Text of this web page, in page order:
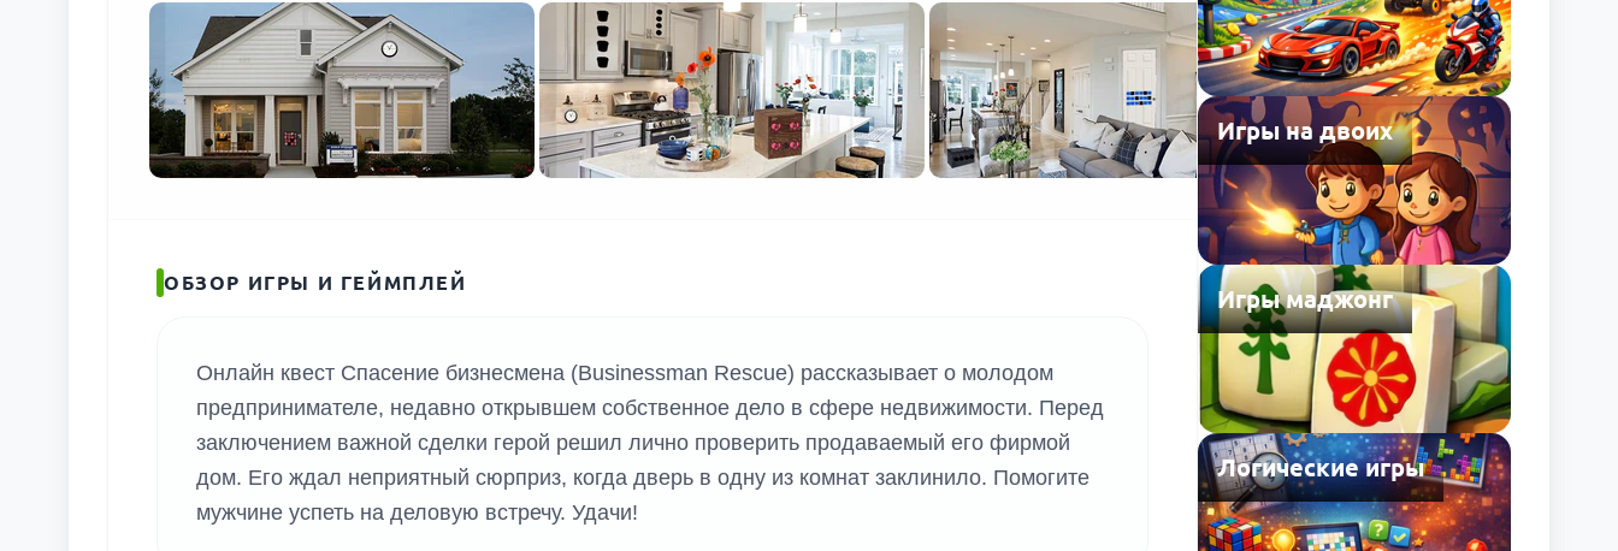
ОБЗОР ИГРЫ И ГЕЙМПЛЕЙ
Онлайн квест Спасение бизнесмена (Businessman Rescue) рассказывает о молодом
предпринимателе, недавно открывшем собственное дело в сфере недвижимости. Перед
заключением важной сделки герой решил лично проверить продаваемый его фирмой
дом. Его ждал неприятный сюрприз, когда дверь в одну из комнат заклинило. Помогите
мужчине успеть на деловую встречу. Удачи!
Игры на двоих
Игры маджонг
Логические игры